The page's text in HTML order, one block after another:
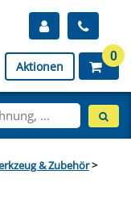
Aktionen
0
& Zubehör>